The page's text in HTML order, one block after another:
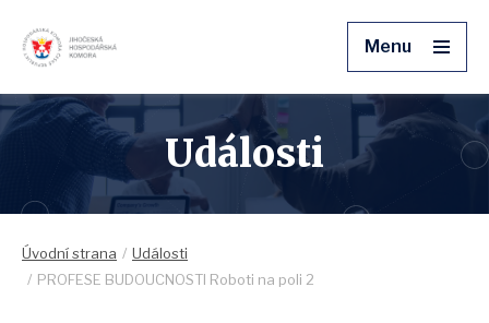
Menu
Události
Úvodní strana
Události
PROFESE BUDOUCNOSTI Roboti na poli 2